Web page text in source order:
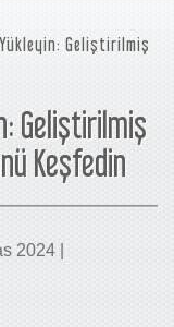
Geliştirilmiş
Geliştirilmiş
Keşfedin
2024 |